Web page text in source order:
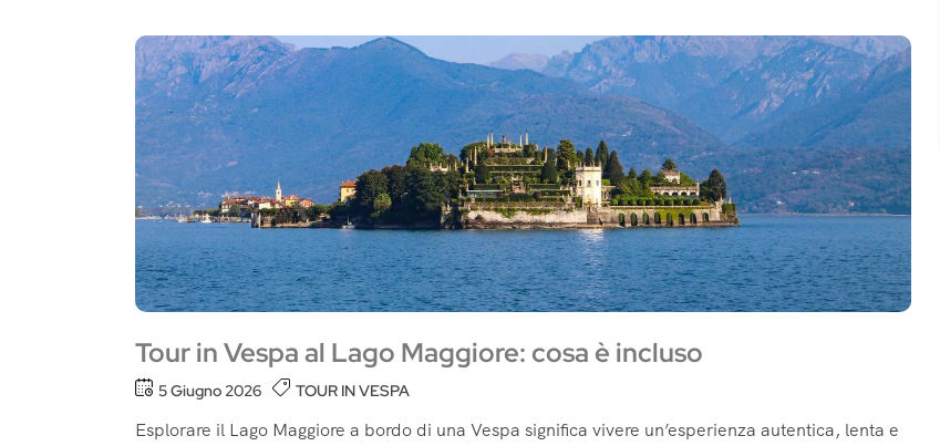
Tour in Vespa al Lago Maggiore: cosa è incluso
5 Giugno 2026 TOUR IN VESPA
Esplorare il Lago Maggiore a bordo di una Vespa significa vivere un’esperienza autentica, lenta e